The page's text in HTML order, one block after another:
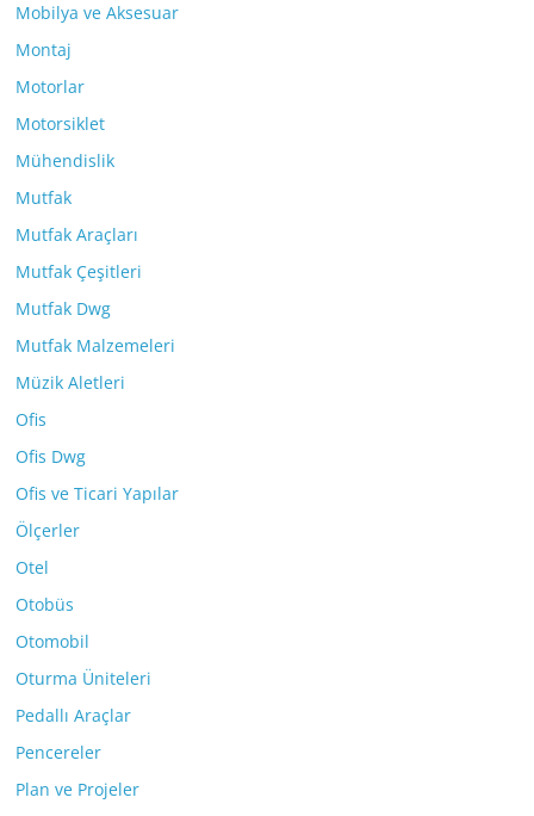
Mobilya ve Aksesuar
Montaj
Motorlar
Motorsiklet
Mühendislik
Mutfak
Mutfak Araçları
Mutfak Çeşitleri
Mutfak Dwg
Mutfak Malzemeleri
Müzik Aletleri
Ofis
Ofis Dwg
Ofis ve Ticari Yapılar
Ölçerler
Otel
Otobüs
Otomobil
Oturma Üniteleri
Pedallı Araçlar
Pencereler
Plan ve Projeler